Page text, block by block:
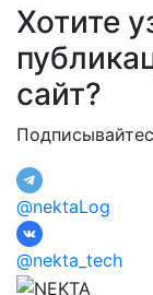
Хотите
сайт?
@nektaLog
@nekta_tech